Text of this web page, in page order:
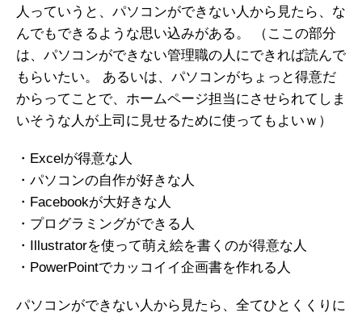
人っていうと、パソコンができない人から見たら、な
んでもできるような思い込みがある。 （ここの部分
は、パソコンができない管理職の人にできれば読んで
もらいたい。 あるいは、パソコンがちょっと得意だ
からってことで、ホームページ担当にさせられてしま
いそうな人が上司に見せるために使ってもよいｗ）
・Excelが得意な人
・パソコンの自作が好きな人
・Facebookが大好きな人
・プログラミングができる人
・Illustratorを使って萌え絵を書くのが得意な人
・PowerPointでカッコイイ企画書を作れる人
パソコンができない人から見たら、全てひとくくりに